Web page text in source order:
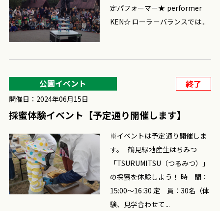
定パフォーマー★ performer
KEN☆ ローラーバランスでは...
※イベントは予定通り開催しま
す。 鶴見緑地産生はちみつ
「TSURUMITSU（つるみつ）」
の採蜜を体験しよう！ 時 間：
15:00～16:30 定 員：30名（体
験、見学合わせて...
公園イベント 終了
開催日：2024年06月15日
採蜜体験イベント【予定通り開催します】